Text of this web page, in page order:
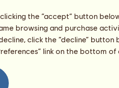
údajov
the “accept” button
browsing and purchase
click the “decline”
link on the bottom of